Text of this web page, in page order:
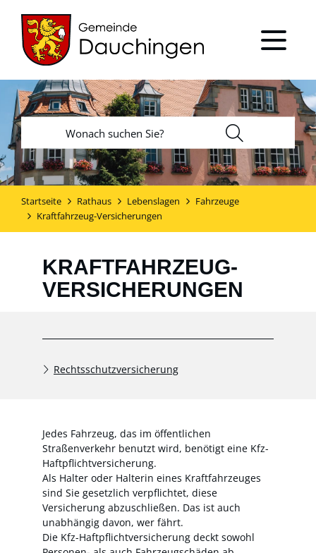
Startseite Rathaus Lebenslagen
Fahrzeuge
Kraftfahrzeug-Versicherungen
KRAFTFAHRZEUG-
VERSICHERUNGEN
Rechtsschutzversicherung
Jedes Fahrzeug, das im öffentlichen
Straßenverkehr benutzt wird, benötigt eine Kfz-
Haftpflichtversicherung.
Als Halter oder Halterin eines Kraftfahrzeuges
sind Sie gesetzlich verpflichtet, diese
Versicherung abzuschließen. Das ist auch
unabhängig davon, wer fährt.
Die Kfz-Haftpflichtversicherung deckt sowohl